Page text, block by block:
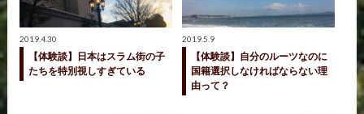
2019.4.30
【体験談】日本はスラム街の子
たちを特別視しすぎている
2019.5.9
【体験談】自分のルーツなのに
国籍選択しなければならない理
由って？